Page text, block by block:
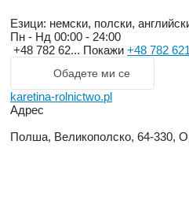
Езици: немски, полски,
Пн - Нд 00:00 - 24:00
+48 782 62... Покажи +48 782
Обадете ми се
karetina-rolnictwo.pl
Адрес
Полша, Великополско, 64-330,